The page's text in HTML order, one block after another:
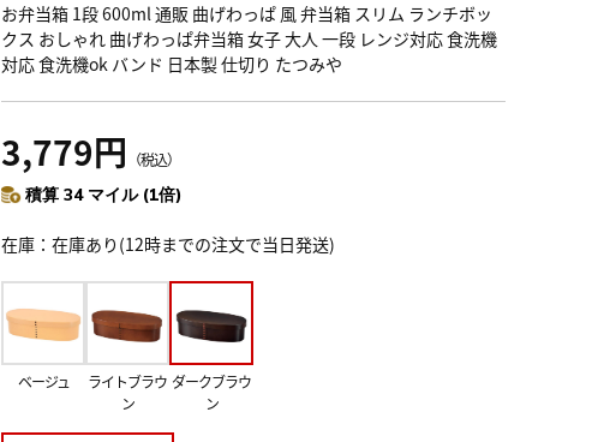
お弁当箱 1段 600ml 通販 曲げわっぱ 風 弁当箱 スリム ランチボッ
クス おしゃれ 曲げわっぱ弁当箱 女子 大人 一段 レンジ対応 食洗機
対応 食洗機ok バンド 日本製 仕切り たつみや
3,779円 （税込）
積算 34 マイル (1倍)
在庫 在庫あり(12時までの注文で当日発送)
ベージュ
ライトブラウ
ン
ダークブラウ
ン